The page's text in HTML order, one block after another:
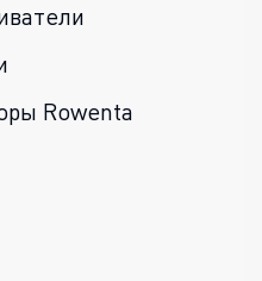
Rowenta